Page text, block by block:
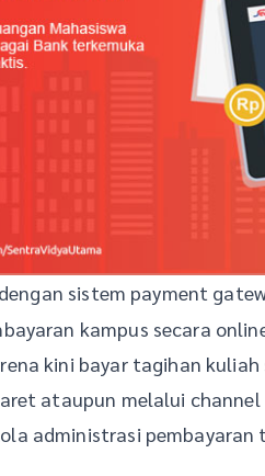
sistem payment
kampus secara
kini bayar tagihan
ataupun melalui channel
administrasi